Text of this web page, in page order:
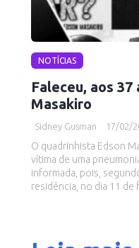
NOTÍCIAS
Faleceu, aos
Masakiro
Sidney Gusman 17/02/
O quadrinhista Edson
vítima de uma
informada, pois,
residência, no dia 11 de